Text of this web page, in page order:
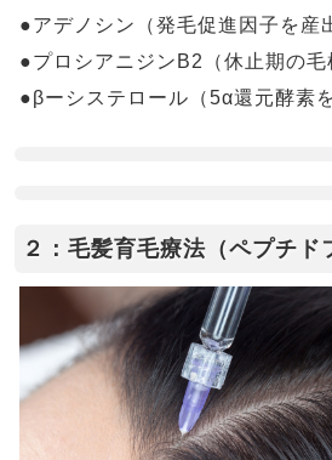
●アデノシン（発毛促進因子を産
●プロシアニジンB2（休止期の毛
●βーシステロール（5α還元酵素
２：毛髪育毛療法（ペプチド